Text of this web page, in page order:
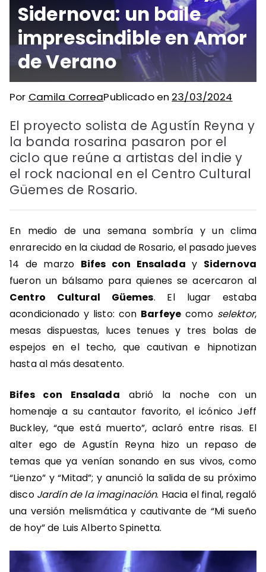
Sidernova: un baile
imprescindible en Amor
de Verano
Por Camila CorreaPublicado en 23/03/2024
El proyecto solista de Agustín Reyna y
la banda rosarina pasaron por el
ciclo que reúne a artistas del indie y
el rock nacional en el Centro Cultural
Güemes de Rosario.
En medio de una semana sombría y un clima
enrarecido en la ciudad de Rosario, el pasado jueves
14 de marzo Bifes con Ensalada y Sidernova
fueron un bálsamo para quienes se acercaron al
Centro Cultural Güemes. El lugar estaba
acondicionado y listo: con Barfeye como selektor,
mesas dispuestas, luces tenues y tres bolas de
espejos en el techo, que cautivan e hipnotizan
hasta al más desatento.
Bifes con Ensalada abrió la noche con un
homenaje a su cantautor favorito, el icónico Jeff
Buckley, “que está muerto”, aclaró entre risas. El
alter ego de Agustín Reyna hizo un repaso de
temas que ya venían sonando en sus vivos, como
“Lienzo” y “Mitad”; y anunció la salida de su próximo
disco Jardín de la imaginación. Hacia el final, regaló
una versión melismática y cautivante de “Mi sueño
de hoy” de Luis Alberto Spinetta.